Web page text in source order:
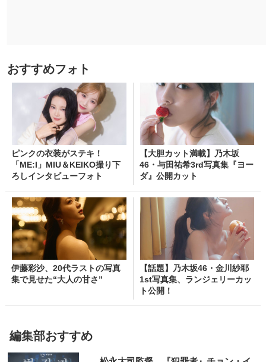
おすすめフォト
ピンクの衣装がステキ！
「ME:I」MIU＆KEIKO撮り下
ろしインタビューフォト
【大胆カット満載】乃木坂
46・与田祐希3rd写真集『ヨー
ダ』公開カット
伊藤彩沙、20代ラストの写真
集で見せた“大人の甘さ”
【話題】乃木坂46・金川紗耶
1st写真集、ランジェリーカッ
ト公開！
編集部おすすめ